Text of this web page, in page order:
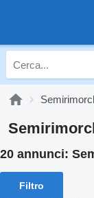
20 annunci:
Filtro